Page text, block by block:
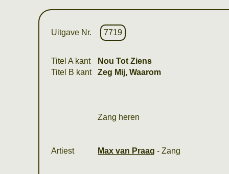
Uitgave Nr. 7719
Titel A kant
Nou Tot Ziens
Titel B kant
Zeg Mij, Waarom
Zang heren
Artiest Max van Praag - Zang